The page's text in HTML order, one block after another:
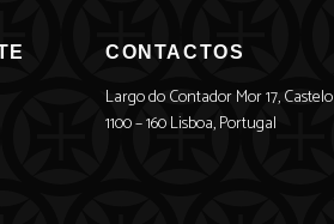
CONTACTOS
Largo do Contador Mor 17, Castelo
1100 – 160 Lisboa, Portugal